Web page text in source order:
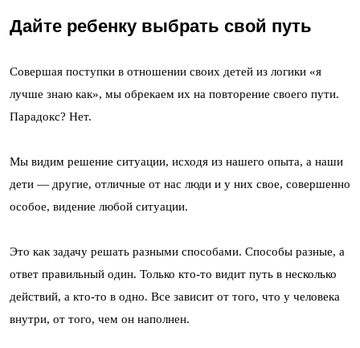
Дайте ребенку выбрать свой путь
Совершая поступки в отношении своих детей из логики «я
лучше знаю как», мы обрекаем их на повторение своего пути.
Парадокс? Нет.
Мы видим решение ситуации, исходя из нашего опыта, а наши
дети — другие, отличные от нас люди и у них свое, совершенно
особое, видение любой ситуации.
Это как задачу решать разными способами. Способы разные, а
ответ правильный один. Только кто-то видит путь в несколько
действий, а кто-то в одно. Все зависит от того, что у человека
внутри, от того, чем он наполнен.